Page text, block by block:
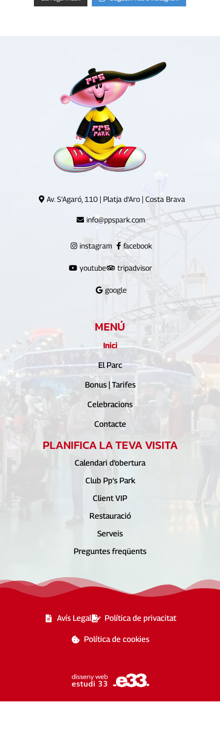
Av. S'Agaró, 110 | Platja d'Aro | Costa Brava
info@ppspark.com
instagram facebook
youtube tripadvisor
google
MENÚ
Inici
El Parc
Bonus | Tarifes
Celebracions
Contacte
PLANIFICA LA TEVA VISITA
Calendari d’obertura
Club Pp’s Park
Client VIP
Restauració
Serveis
Preguntes freqüents
Avís Legal Política de privacitat
Política de cookies